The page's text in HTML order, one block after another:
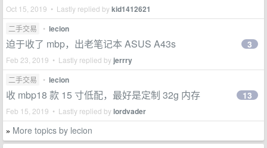
Oct 15, 2019 • Lastly replied bykid1412621
二手交易 • lecion
迫于收了 mbp，出老笔记本 ASUS A43s
Feb 23, 2019 • Lastly replied by jerrry
3
二手交易 • lecion
收 mbp18 款 15 寸低配，最好是定制 32g 内存
Feb 15, 2019 • Lastly replied bylordvader
13
» More topics by lecion